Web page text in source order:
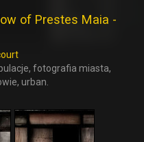
of Prestes Maia -
fotografia miasta,
urban.